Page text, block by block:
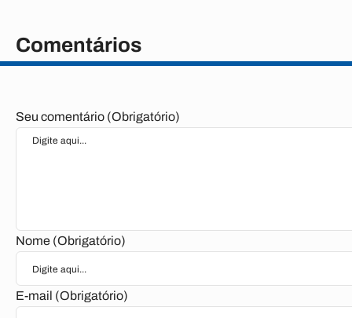
Comentários
Seu comentário (Obrigatório)
Nome (Obrigatório)
E-mail (Obrigatório)